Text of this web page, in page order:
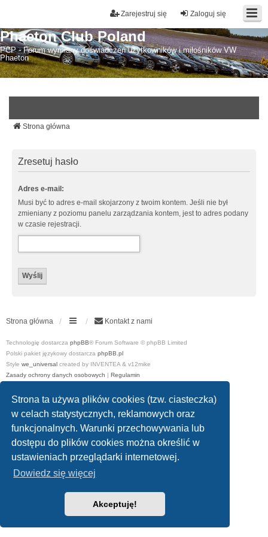
Strona ta używa plików cookies (tzw. ciasteczka)
w celach statystycznych, reklamowych oraz
funkcjonalnych. Warunki przechowywania lub
dostępu do plików cookies można określić w
ustawieniach przeglądarki internetowej.
Dowiedz się więcej
Akceptuję!
Zaloguj się
Zarejestruj się
Phaeton Club Poland
PCP - Forum wymiany doświadczeń użytkowników i miłośników VW
Phaeton
Strona główna
Zresetuj hasło
Adres e-mail:
Musi być to adres e-mail skojarzony z twoim kontem. Jeśli nie był
zmieniany z poziomu panelu zarządzania kontem, jest to adres podany
w czasie rejestracji.
Strona główna Kontakt z nami
Technologię dostarcza phpBB® Forum Software © phpBB Limited
Polski pakiet językowy dostarcza phpBB.pl
Style we_universal created by INVENTEA & v12mike
Zasady ochrony danych osobowych | Regulamin